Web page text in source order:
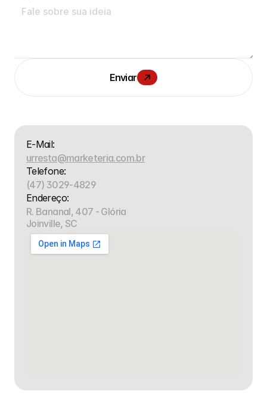
E-Mail:
urresta@marketeria.com.br
Telefone:
(47) 3029-4829
Endereço:
R. Bananal, 407 - Glória
Joinville, SC
Enviar